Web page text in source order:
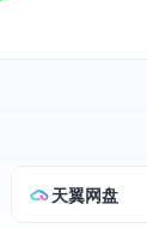
天翼网盘